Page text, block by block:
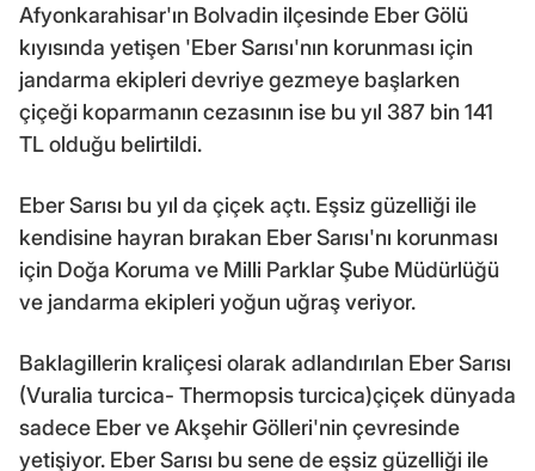
Afyonkarahisar'ın Bolvadin ilçesinde Eber Gölü
kıyısında yetişen 'Eber Sarısı'nın korunması için
jandarma ekipleri devriye gezmeye başlarken
çiçeği koparmanın cezasının ise bu yıl 387 bin 141
TL olduğu belirtildi.
Eber Sarısı bu yıl da çiçek açtı. Eşsiz güzelliği ile
kendisine hayran bırakan Eber Sarısı'nı korunması
için Doğa Koruma ve Milli Parklar Şube Müdürlüğü
ve jandarma ekipleri yoğun uğraş veriyor.
Baklagillerin kraliçesi olarak adlandırılan Eber Sarısı
(Vuralia turcica- Thermopsis turcica)çiçek dünyada
sadece Eber ve Akşehir Gölleri'nin çevresinde
yetişiyor. Eber Sarısı bu sene de eşsiz güzelliği ile